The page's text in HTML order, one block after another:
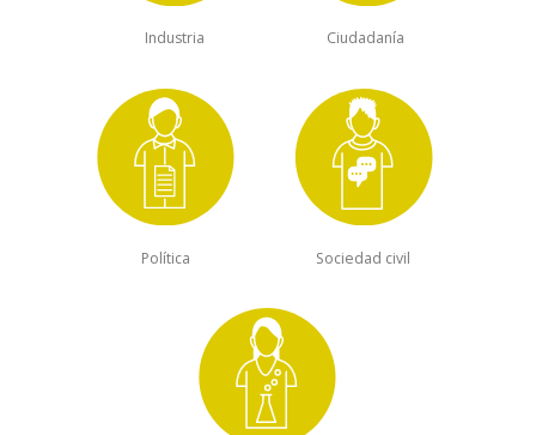
Industria Ciudadanía
Política Sociedad civil